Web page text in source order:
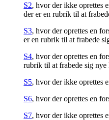
S2, hvor der ikke oprettes
der er en rubrik til at
S3, hvor der oprettes en
er en rubrik til at frabede
S4, hvor der oprettes en
rubrik til at frabede sig nye
S5, hvor der ikke oprettes
S6, hvor der oprettes en
S7, hvor der ikke oprettes